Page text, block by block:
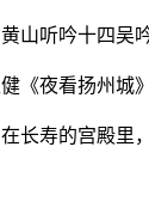
山听吟十四吴吟
《夜看扬州城》
长寿的宫殿